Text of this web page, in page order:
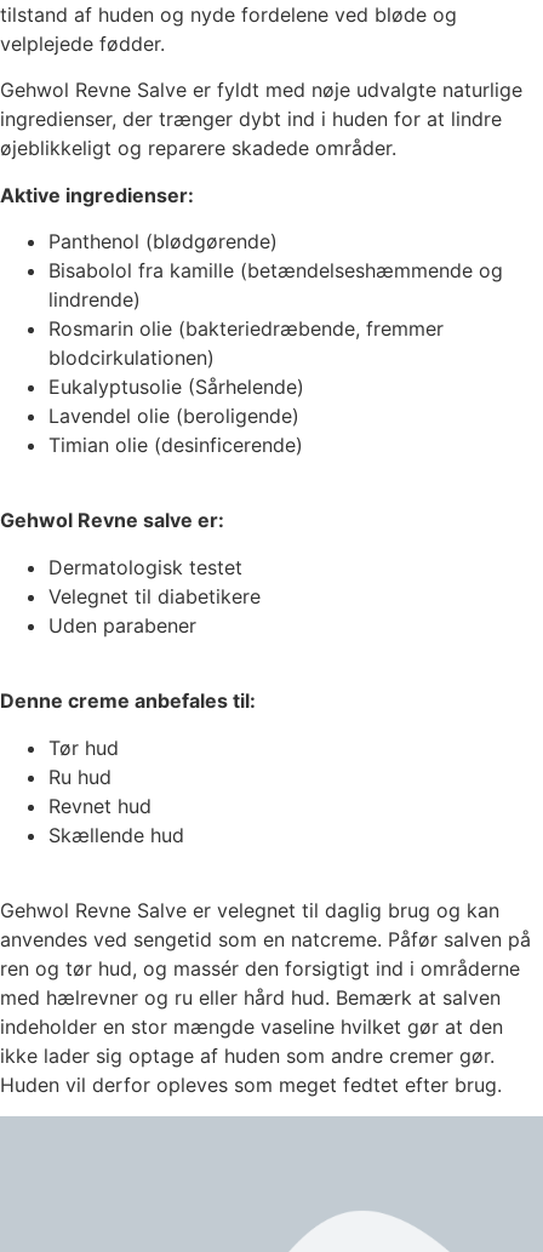
tilstand af huden og nyde fordelene ved bløde og
velplejede fødder.
Gehwol Revne Salve er fyldt med nøje udvalgte naturlige
ingredienser, der trænger dybt ind i huden for at lindre
øjeblikkeligt og reparere skadede områder.
Aktive ingredienser:
Panthenol (blødgørende)
Bisabolol fra kamille (betændelseshæmmende og
lindrende)
Rosmarin olie (bakteriedræbende, fremmer
blodcirkulationen)
Eukalyptusolie (Sårhelende)
Lavendel olie (beroligende)
Timian olie (desinficerende)
Gehwol Revne salve er:
Dermatologisk testet
Velegnet til diabetikere
Uden parabener
Denne creme anbefales til:
Tør hud
Ru hud
Revnet hud
Skællende hud
Gehwol Revne Salve er velegnet til daglig brug og kan
anvendes ved sengetid som en natcreme. Påfør salven på
ren og tør hud, og massér den forsigtigt ind i områderne
med hælrevner og ru eller hård hud. Bemærk at salven
indeholder en stor mængde vaseline hvilket gør at den
ikke lader sig optage af huden som andre cremer gør.
Huden vil derfor opleves som meget fedtet efter brug.